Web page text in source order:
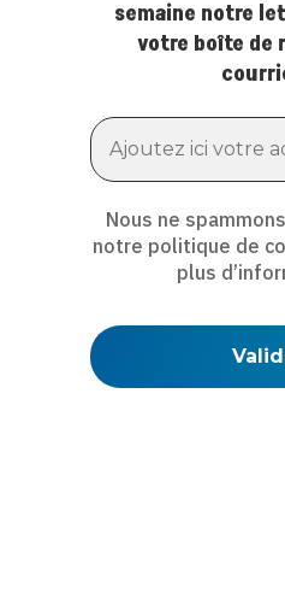
semaine notre
votre boîte de
Nous ne
notre politique de
plus